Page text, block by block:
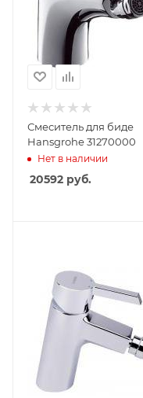
Смеситель для биде
Hansgrohe 31270000
Нет в наличии
20592 руб.